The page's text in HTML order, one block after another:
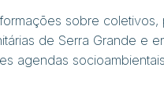
sobre coletivos,
de Serra Grande e
agendas